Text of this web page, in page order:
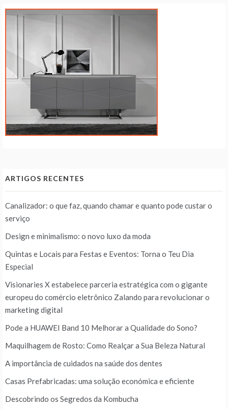
ARTIGOS RECENTES
Canalizador: o que faz, quando chamar e quanto pode custar o
serviço
Design e minimalismo: o novo luxo da moda
Quintas e Locais para Festas e Eventos: Torna o Teu Dia
Especial
Visionaries X estabelece parceria estratégica com o gigante
europeu do comércio eletrônico Zalando para revolucionar o
marketing digital
Pode a HUAWEI Band 10 Melhorar a Qualidade do Sono?
Maquilhagem de Rosto: Como Realçar a Sua Beleza Natural
A importância de cuidados na saúde dos dentes
Casas Prefabricadas: uma solução económica e eficiente
Descobrindo os Segredos da Kombucha